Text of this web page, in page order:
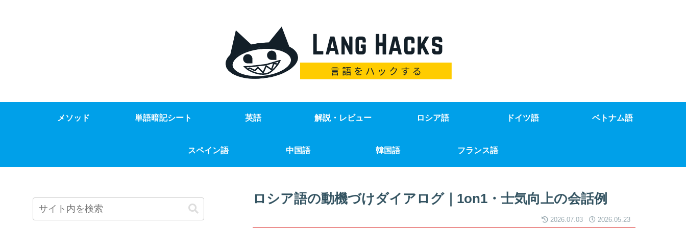
メソッド 単語暗記シート 英語 解説・レビュー ロシア語 ドイツ語 ベトナム語
スペイン語 中国語 韓国語 フランス語
ロシア語の動機づけダイアログ｜1on1・士気向上の会話例
2026.07.03 2026.05.23